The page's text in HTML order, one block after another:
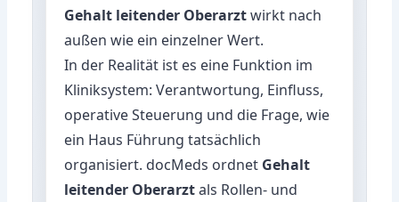
Gehalt leitender Oberarztwirkt nach
außen wie ein einzelner Wert.
In der Realität ist es eine Funktion im
Kliniksystem: Verantwortung, Einfluss,
operative Steuerung und die Frage, wie
ein Haus Führung tatsächlich
organisiert. docMeds ordnet Gehalt
leitender Oberarztals Rollen- und